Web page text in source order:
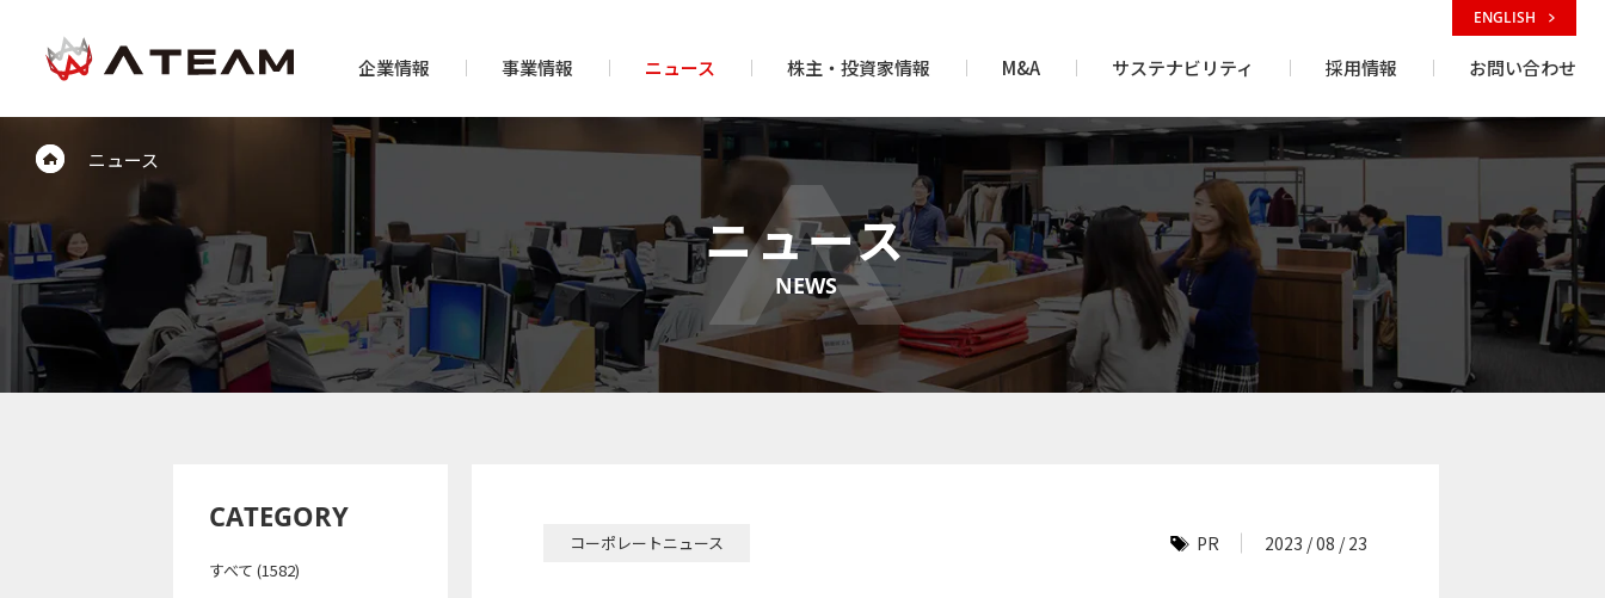
企業情報 事業情報 ニュース 株主・投資家情報 M&A サステナビリティ 採用情報 お問い合わせ
ENGLISH
ニュース
ニュース
NEWS
CATEGORY
すべて (1582)
コーポレートニュース PR 2023 / 08 / 23